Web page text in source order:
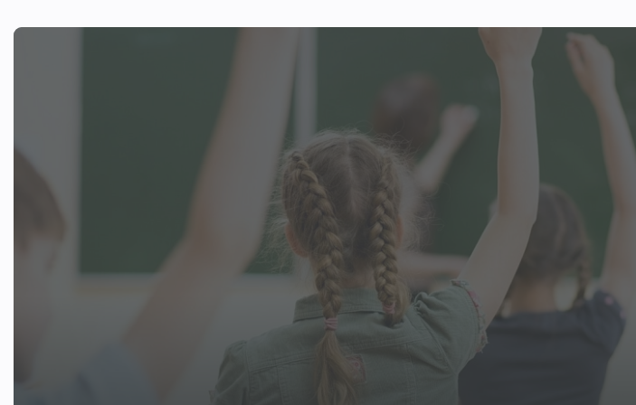
Участок расположен в 4 минутах ходьбы до великолепного
А дойти до ресторана "Villagio" получится всего за 6
уложен газон. При желании, можно дополнительно
помочь воплотить любые задумки. Перед гаражом
участок украшают элегантные кованые ворота.
Элитный коттеджный посёлок "Гринфилд" находится в
Подмосковья. На ухоженной территории созданы
поселка - живописное озеро, на берегу которого будет
время года. Зимой озеро превращается в каток. Вокруг